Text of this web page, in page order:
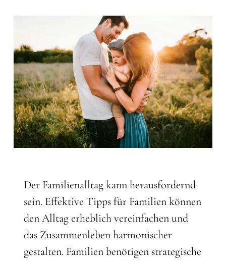
Der Familienalltag kann herausfordernd
sein. Effektive Tipps für Familien können
den Alltag erheblich vereinfachen und
das Zusammenleben harmonischer
gestalten. Familien benötigen strategische